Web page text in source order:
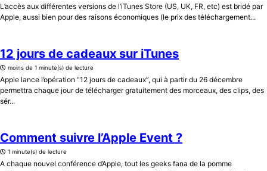
L’accès aux différentes versions de l’iTunes Store (US, UK, FR, etc) est bridé par
Apple, aussi bien pour des raisons économiques (le prix des téléchargement...
12 jours de cadeaux sur iTunes
moins de 1 minute(s) de lecture
Apple lance l’opération “12 jours de cadeaux”, qui à partir du 26 décembre
permettra chaque jour de télécharger gratuitement des morceaux, des clips, des
sér...
Comment suivre l’Apple Event ?
1 minute(s) de lecture
A chaque nouvel conférence d’Apple, tout les geeks fana de la pomme